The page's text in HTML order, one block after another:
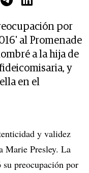
por
al Promenade
a la hija de
y
en el
y validez
Marie Presley. La
preocupación por